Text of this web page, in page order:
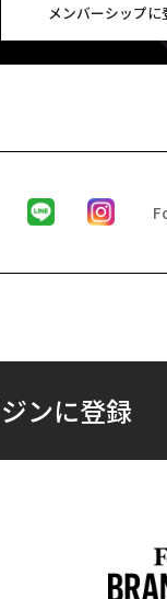
メンバーシップに
ンに登録